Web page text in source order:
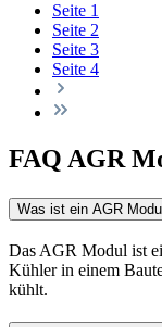
Seite 1
Seite 2
Seite 3
Seite 4
FAQ AGR
Was ist ein AGR
Das AGR Modul ist
Kühler in einem
kühlt.